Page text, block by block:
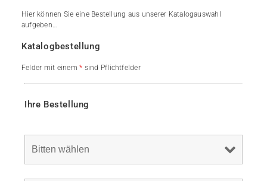
Hier können Sie eine Bestellung aus unserer Katalogauswahl
aufgeben…
Katalogbestellung
Felder mit einem* sind Pflichtfelder
Ihre Bestellung